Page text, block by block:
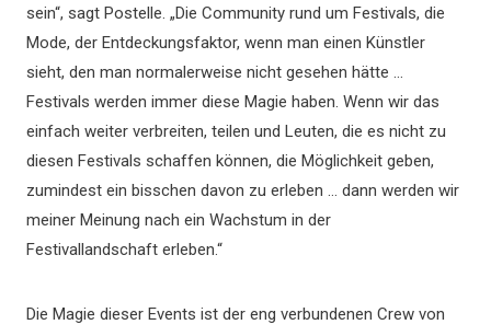
sein“, sagt Postelle. „Die Community rund um Festivals, die
Mode, der Entdeckungsfaktor, wenn man einen Künstler
sieht, den man normalerweise nicht gesehen hätte …
Festivals werden immer diese Magie haben. Wenn wir das
einfach weiter verbreiten, teilen und Leuten, die es nicht zu
diesen Festivals schaffen können, die Möglichkeit geben,
zumindest ein bisschen davon zu erleben … dann werden wir
meiner Meinung nach ein Wachstum in der
Festivallandschaft erleben.“
Die Magie dieser Events ist der eng verbundenen Crew von